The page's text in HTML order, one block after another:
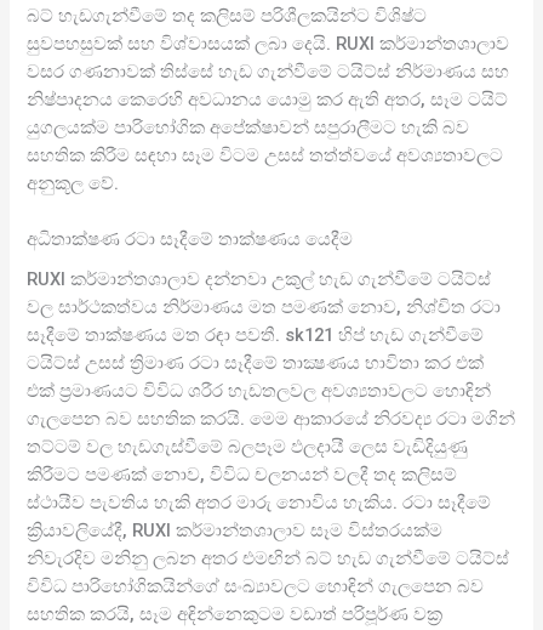
බට් හැඩගැන්වීමේ තද කලිසම් පරිශීලකයින්ට විශිෂ්ට
සුවපහසුවක් සහ විශ්වාසයක් ලබා දෙයි. RUXI කර්මාන්තශාලාව
වසර ගණනාවක් තිස්සේ හැඩ ගැන්වීමේ ටයිට්ස් නිර්මාණය සහ
නිෂ්පාදනය කෙරෙහි අවධානය යොමු කර ඇති අතර, සෑම ටයිට්
යුගලයක්ම පාරිභෝගික අපේක්ෂාවන් සපුරාලීමට හැකි බව
සහතික කිරීම සඳහා සෑම විටම උසස් තත්ත්වයේ අවශ්‍යතාවලට
අනුකූල වේ.
අධිතාක්ෂණ රටා සෑදීමේ තාක්ෂණය යෙදීම
RUXI කර්මාන්තශාලාව දන්නවා උකුල් හැඩ ගැන්වීමේ ටයිට්ස්
වල සාර්ථකත්වය නිර්මාණය මත පමණක් නොව, නිශ්චිත රටා
සෑදීමේ තාක්ෂණය මත රඳා පවතී. sk121 හිප් හැඩ ගැන්වීමේ
ටයිට්ස් උසස් ත්‍රිමාණ රටා සෑදීමේ තාක්‍ෂණය භාවිතා කර එක්
එක් ප්‍රමාණයට විවිධ ශරීර හැඩතලවල අවශ්‍යතාවලට හොඳින්
ගැලපෙන බව සහතික කරයි. මෙම ආකාරයේ නිරවද්‍ය රටා මගින්
තට්ටම් වල හැඩගැස්වීමේ බලපෑම ඵලදායී ලෙස වැඩිදියුණු
කිරීමට පමණක් නොව, විවිධ චලනයන් වලදී තද කලිසම්
ස්ථායීව පැවතිය හැකි අතර මාරු නොවිය හැකිය. රටා සෑදීමේ
ක්‍රියාවලියේදී, RUXI කර්මාන්තශාලාව සෑම විස්තරයක්ම
නිවැරදිව මනිනු ලබන අතර එමඟින් බට් හැඩ ගැන්වීමේ ටයිට්ස්
විවිධ පාරිභෝගිකයින්ගේ සංඛ්‍යාවලට හොඳින් ගැලපෙන බව
සහතික කරයි, සෑම අඳින්නෙකුටම වඩාත් පරිපූර්ණ වක්‍ර